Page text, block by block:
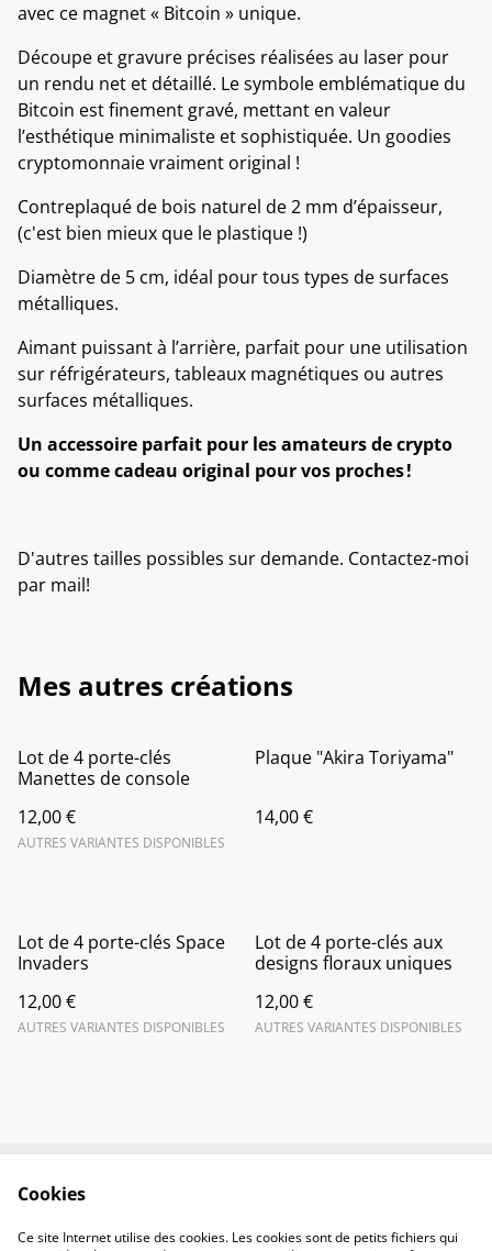
avec ce magnet « Bitcoin » unique.
Découpe et gravure précises réalisées au laser pour
un rendu net et détaillé. Le symbole emblématique du
Bitcoin est finement gravé, mettant en valeur
l’esthétique minimaliste et sophistiquée. Un goodies
cryptomonnaie vraiment original !
Contreplaqué de bois naturel de 2 mm d’épaisseur,
(c'est bien mieux que le plastique !)
Diamètre de 5 cm, idéal pour tous types de surfaces
métalliques.
Aimant puissant à l’arrière, parfait pour une utilisation
sur réfrigérateurs, tableaux magnétiques ou autres
surfaces métalliques.
Un accessoire parfait pour les amateurs de crypto
ou comme cadeau original pour vos proches !
D'autres tailles possibles sur demande. Contactez-moi
par mail!
Mes autres créations
Lot de 4 porte-clés
Manettes de console
12,00 €
AUTRES VARIANTES DISPONIBLES
Plaque "Akira Toriyama"
14,00 €
Lot de 4 porte-clés Space
Invaders
12,00 €
AUTRES VARIANTES DISPONIBLES
Lot de 4 porte-clés aux
designs floraux uniques
12,00 €
AUTRES VARIANTES DISPONIBLES
Politique de
Politique de cookies
Cookies
Ce site Internet utilise des cookies. Les cookies sont de petits fichiers qui